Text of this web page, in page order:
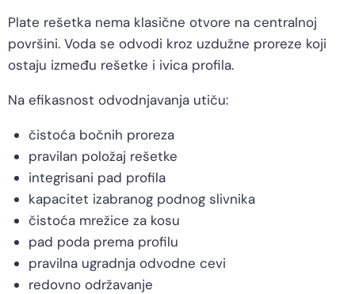
Plate rešetka nema klasične otvore na centralnoj
površini. Voda se odvodi kroz uzdužne proreze koji
ostaju između rešetke i ivica profila.
Na efikasnost odvodnjavanja utiču:
čistoća bočnih proreza
pravilan položaj rešetke
integrisani pad profila
kapacitet izabranog podnog slivnika
čistoća mrežice za kosu
pad poda prema profilu
pravilna ugradnja odvodne cevi
redovno održavanje